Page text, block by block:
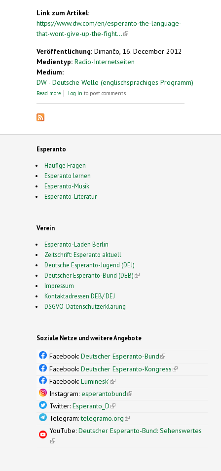
Link zum Artikel:
https://www.dw.com/en/esperanto-the-language-
that-wont-give-up-the-fight...(link is external)
Veröffentlichung: Dimanĉo, 16. December 2012
Medientyp: Radio-Internetseiten
Medium:
DW - Deutsche Welle (englischsprachiges Programm)
Read more about Esperanto, the language that won't give up
Log in to post comments
Esperanto
Häufige Fragen
Esperanto lernen
Esperanto-Musik
Esperanto-Literatur
Verein
Esperanto-Laden Berlin
Zeitschrift: Esperanto aktuell
Deutsche Esperanto-Jugend (DEJ)
Deutscher Esperanto-Bund (DEB)(link is external)
Impressum
Kontaktadressen DEB/ DEJ
DSGVO-Datenschutzerklärung
Soziale Netze und weitere Angebote
Facebook: Deutscher Esperanto-Bund(link is
external)
Facebook: Deutscher Esperanto-Kongress(link is
Facebook: Luminesk'(link is external)
Instagram: esperantobund(link is external)
Twitter: Esperanto_D(link is external)
Telegram:telegramo.org(link is external)
YouTube: Deutscher Esperanto-Bund: Sehenswertes
(link is external)